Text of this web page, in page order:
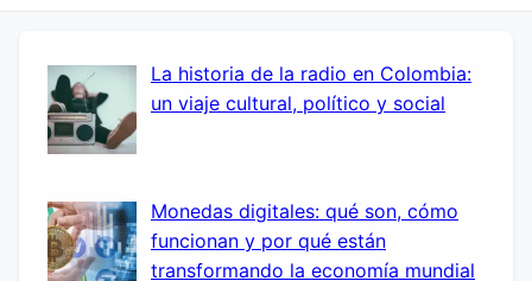
La historia de la radio en Colombia:
un viaje cultural, político y social
Monedas digitales: qué son, cómo
funcionan y por qué están
transformando la economía mundial